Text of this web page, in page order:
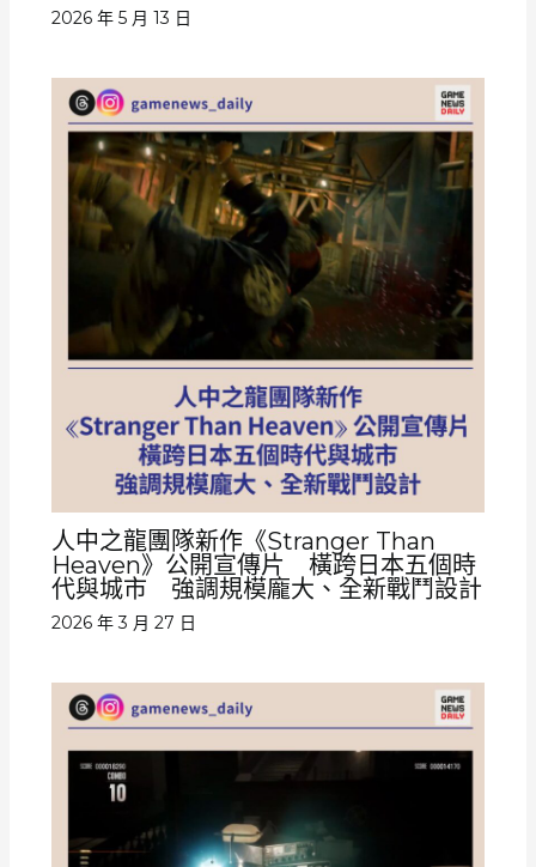
2026 年 5 月 13 日
人中之龍團隊新作《Stranger Than
Heaven》公開宣傳片 橫跨日本五個時
代與城市 強調規模龐大、全新戰鬥設計
2026 年 3 月 27 日